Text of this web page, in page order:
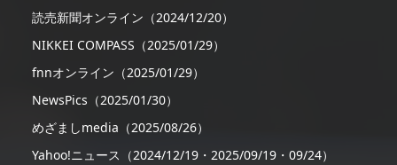
読売新聞オンライン（2024/12/20）
NIKKEI COMPASS（2025/01/29）
fnnオンライン（2025/01/29）
NewsPics（2025/01/30）
めざましmedia（2025/08/26）
Yahoo!ニュース（2024/12/19・2025/09/19・09/24）